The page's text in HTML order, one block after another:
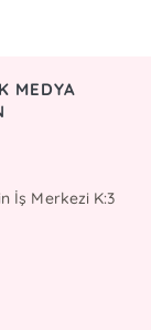
MEDYA
İş Merkezi K:3